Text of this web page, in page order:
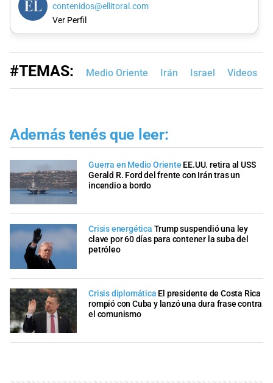
contenidos@ellitoral.com
Ver Perfil
#TEMAS: Medio Oriente Irán Israel Videos
Además tenés que leer:
Guerra en Medio Oriente EE.UU. retira al USS
Gerald R. Ford del frente con Irán tras un
incendio a bordo
Crisis energética Trump suspendió una ley
clave por 60 días para contener la suba del
petróleo
Crisis diplomática El presidente de Costa Rica
rompió con Cuba y lanzó una dura frase contra
el comunismo